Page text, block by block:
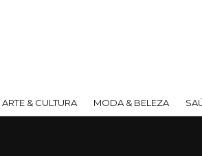
ARTE & CULTURA MODA & BELEZA